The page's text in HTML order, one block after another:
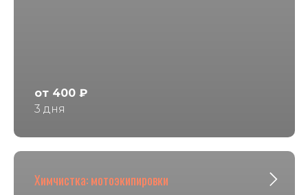
от 400 ₽
3 дня
Химчистка: мотоэкипировки